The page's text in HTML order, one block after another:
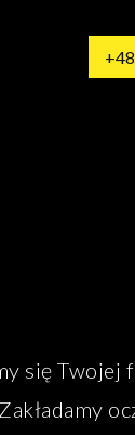
się Twojej